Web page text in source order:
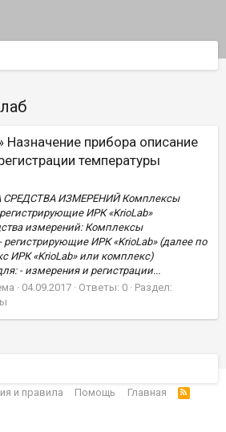
Назначение прибора описание
температуры
ИЗМЕРЕНИЙ Комплексы
ИРК «KrioLab»
измерений: Комплексы
ИРК «KrioLab» (далее по
ИРК «KrioLab» или комплекс)
- измерения и регистрации...
04.09.2017 Ответы: 0
Раздел:
и правила Помощь Главная